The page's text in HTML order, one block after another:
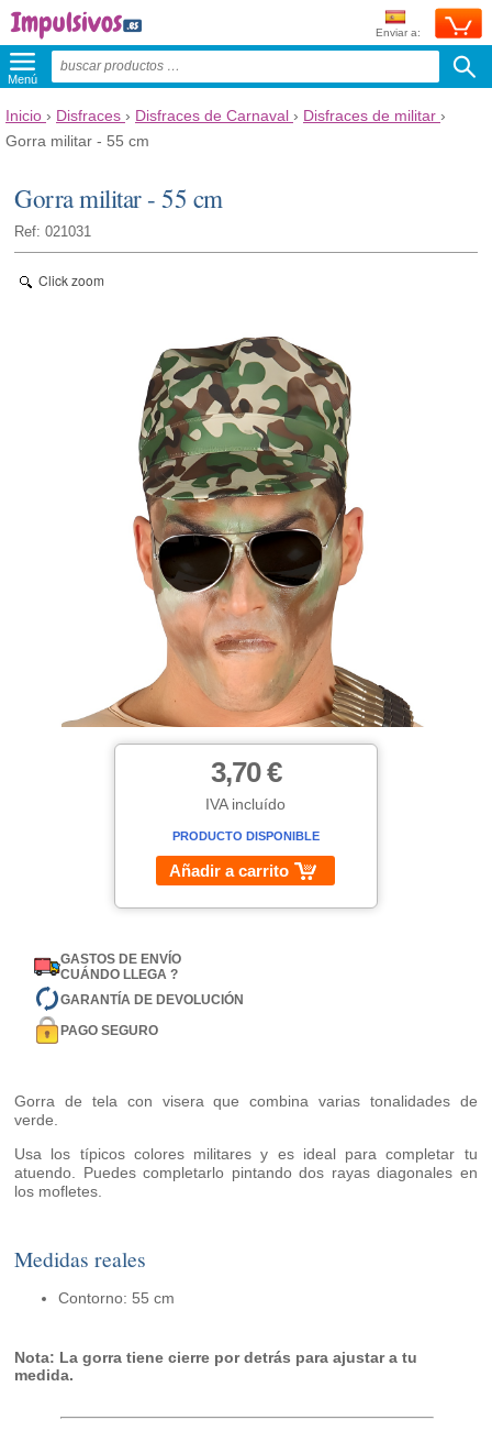
Enviar a:
Menú
Inicio › Disfraces › Disfraces de Carnaval › Disfraces de militar ›
Gorra militar - 55 cm
Gorra militar - 55 cm
Ref: 021031
Click zoom
3,70 €
IVA incluído
PRODUCTO DISPONIBLE
Añadir a carrito
GASTOS DE ENVÍO
CUÁNDO LLEGA ?
GARANTÍA DE DEVOLUCIÓN
PAGO SEGURO
Gorra de tela con visera que combina varias tonalidades de
verde.
Usa los típicos colores militares y es ideal para completar tu
atuendo. Puedes completarlo pintando dos rayas diagonales en
los mofletes.
Medidas reales
Contorno: 55 cm
Nota: La gorra tiene cierre por detrás para ajustar a tu
medida.